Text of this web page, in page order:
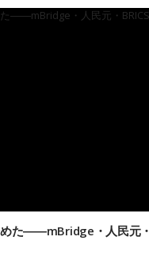
めた――mBridge・人民元・